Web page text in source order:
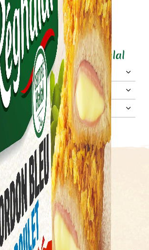
plus sur ce produit Halal
EN OEUVRE
Pour 100g
1036 Kj
249 Kcal
16 g
4 g
15 g
2.5 g
0.3 g
11 g
1.4 g
autres produits Halal
ALLEZ-VOUS SAVOURER ?